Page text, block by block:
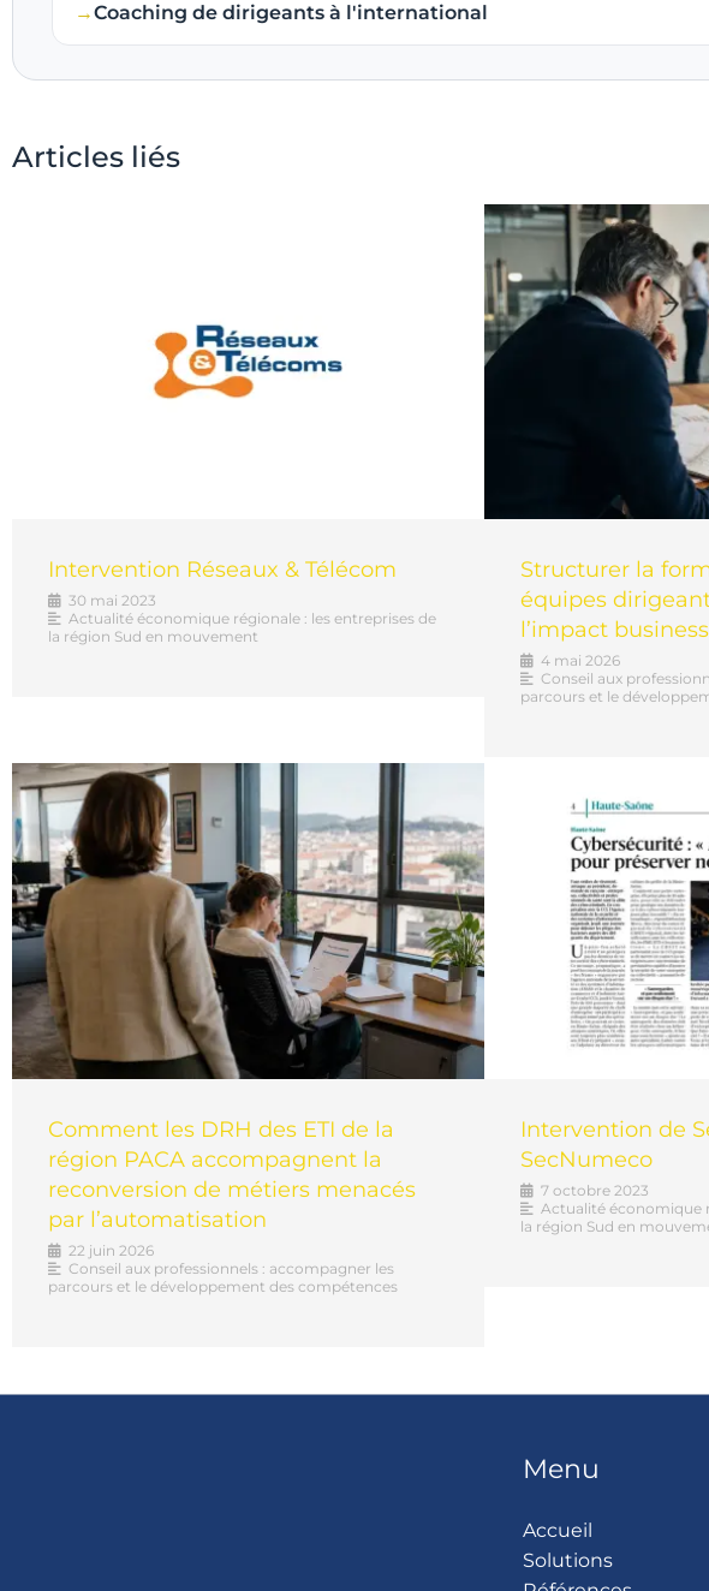
Coaching de dirigeants à l'international
Articles liés
Intervention Réseaux & Télécom
30 mai 2023
Actualité économique régionale : les entreprises de
la région Sud en mouvement
Structurer la
équipes
l’impact business
4 mai 2026
Conseil aux
parcours et le
Comment les DRH des ETI de la
région PACA accompagnent la
reconversion de métiers menacés
par l’automatisation
22 juin 2026
Conseil aux professionnels : accompagner les
parcours et le développement des compétences
Intervention de
SecNumeco
7 octobre 2023
Actualité économique
la région Sud en
Menu
Accueil
Solutions